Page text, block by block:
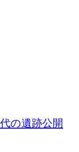
の遺跡公開